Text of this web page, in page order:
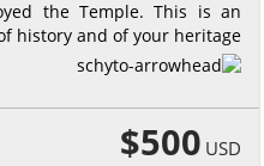
the Temple. This is an
history and of your heritage.
$500 USD